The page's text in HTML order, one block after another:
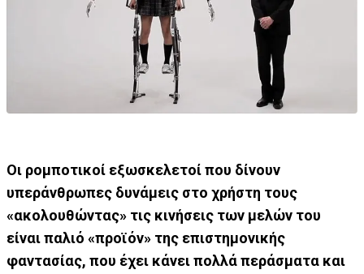
Οι ρομποτικοί εξωσκελετοί που δίνουν
υπεράνθρωπες δυνάμεις στο χρήστη τους
«ακολουθώντας» τις κινήσεις των μελών του
είναι παλιό «προϊόν» της επιστημονικής
φαντασίας, που έχει κάνει πολλά περάσματα και